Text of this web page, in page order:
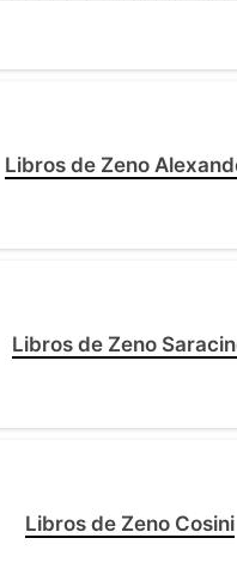
Libros de Zeno
Libros de Zeno
Libros de Zeno Cosini